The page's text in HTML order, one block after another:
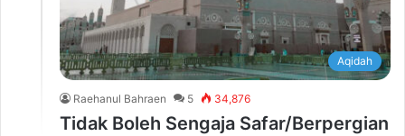
Aqidah
Raehanul Bahraen 5 34,876
Tidak Boleh Sengaja Safar/Berpergian